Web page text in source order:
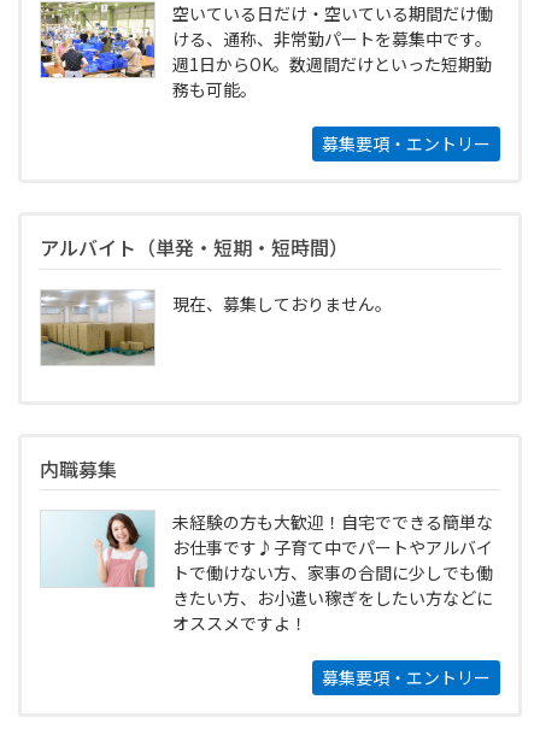
空いている日だけ・空いている期間だけ働
ける、通称、非常勤パートを募集中です。
週1日からOK。数週間だけといった短期勤
務も可能。
募集要項・エントリー
アルバイト（単発・短期・短時間）
現在、募集しておりません。
内職募集
未経験の方も大歓迎！自宅でできる簡単な
お仕事です♪子育て中でパートやアルバイ
トで働けない方、家事の合間に少しでも働
きたい方、お小遣い稼ぎをしたい方などに
オススメですよ！
募集要項・エントリー